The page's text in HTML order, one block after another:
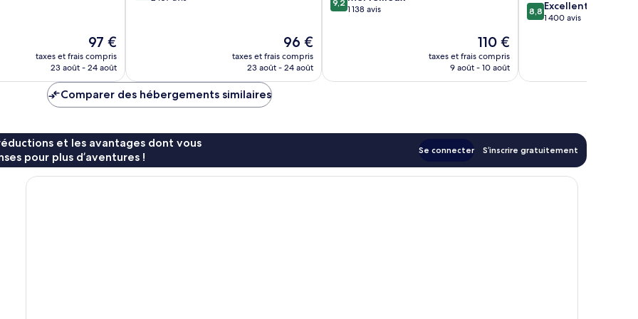
Le
nouveau
prix
de
97 €
taxes et frais compris
23 août - 24 août
Le
nouveau
prix
96 €
taxes et frais compris
23 août - 24 août
sur
9,2
1 138 avis
Le
nouveau
prix
110 €
taxes et frais compris
9 août - 10 août
8.8
sur
8,8 Excellent
1 400 avis
Comparer des hébergements similaires
et les avantages dont vous
pour plus d’aventures !
Se connecter S’inscrire gratuitement